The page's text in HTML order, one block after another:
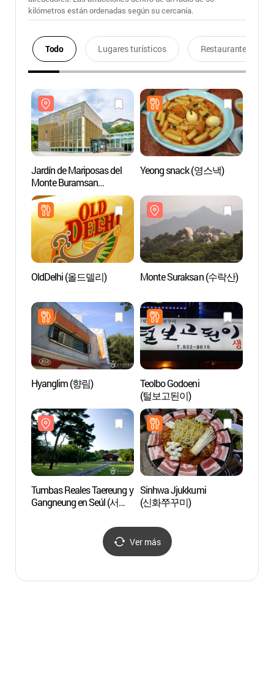
kilómetros están ordenadas según su cercanía.
Todo Lugares turísticos Restaurantes
Jardín de Mariposas del
Monte Buramsan
(불암산나비정원)
Yeong snack (영스낵)
OldDelhi (올드델리) Monte Suraksan (수락산)
Hyanglim (향림)
Teolbo Godoeni
(털보고된이)
Tumbas Reales Taereung y
Gangneung en Seúl (서울
Cultural de la Humanidad
Sinhwa Jjukkumi
(신화쭈꾸미)
Ver más